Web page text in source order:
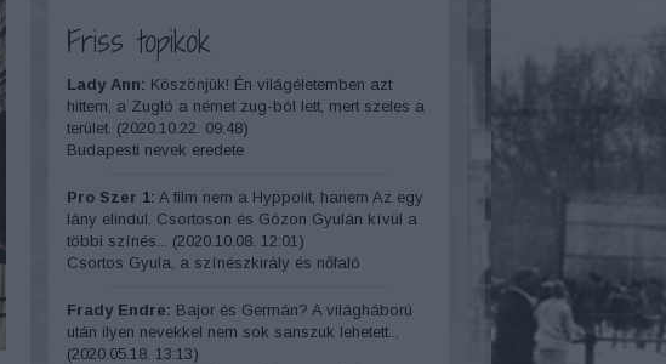
Friss topikok
Lady Ann: Köszönjük! Én világéletemben azt
hittem, a Zugló a német zug-ból lett, mert szeles a
terület. (2020.10.22. 09:48)
Budapesti nevek eredete
Pro Szer 1: A film nem a Hyppolit, hanem Az egy
lány elindul. Csortoson és Gózon Gyulán kívül a
többi színés... (2020.10.08. 12:01)
Csortos Gyula, a színészkirály és nőfaló
Frady Endre: Bajor és Germán? A világháború
után ilyen nevekkel nem sok sanszuk lehetett...
(2020.05.18. 13:13)